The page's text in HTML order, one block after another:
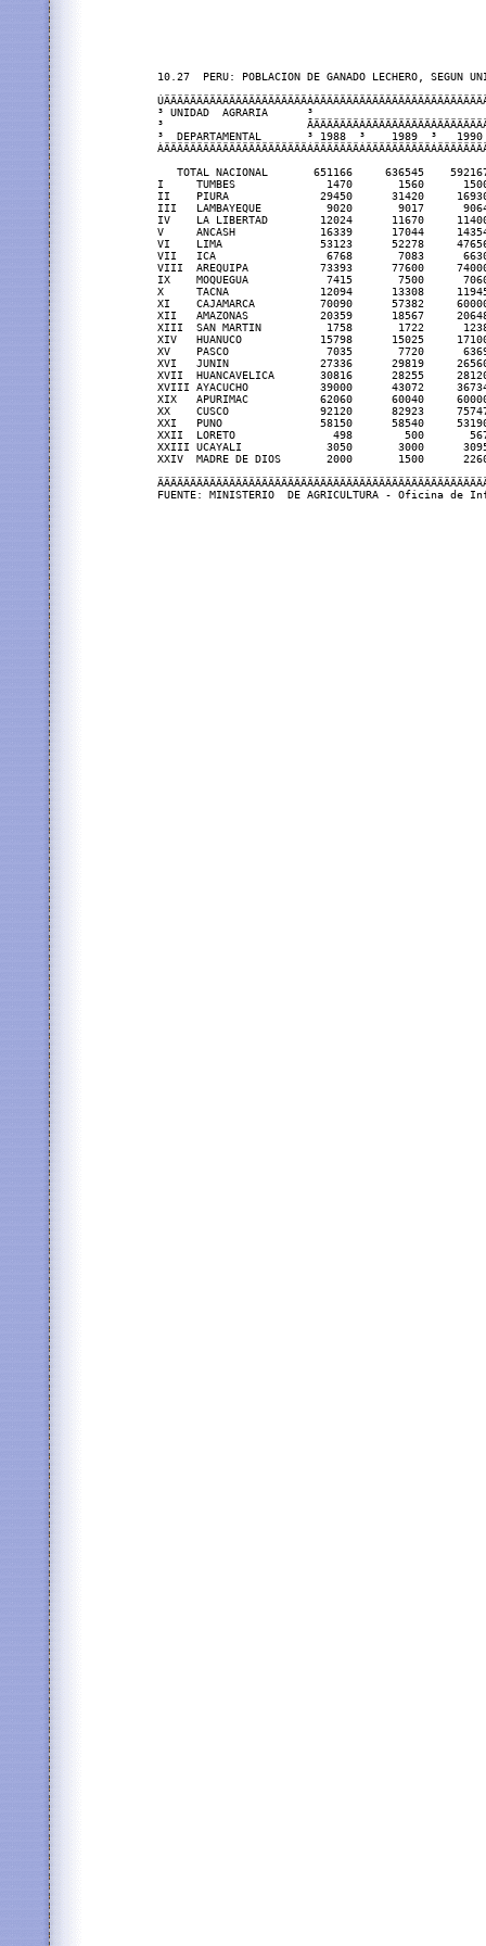
10.27  PERU: POBLACION DE GANADO LECHERO,
³ UNIDAD  AGRARIA      ³
³
³  DEPARTAMENTAL       ³ 1988  ³    1989  ³
TOTAL NACIONAL       651166     636545
I     TUMBES              1470       1560
II    PIURA              29450      31420
III   LAMBAYEQUE          9020       9017
IV    LA LIBERTAD        12024      11670
V     ANCASH             16339      17044
VI    LIMA               53123      52278
VII   ICA                 6768       7083
VIII  AREQUIPA           73393      77600
IX    MOQUEGUA            7415       7500
X     TACNA              12094      13308
XI    CAJAMARCA          70090      57382
XII   AMAZONAS           20359      18567
XIII  SAN MARTIN          1758       1722
XIV   HUANUCO            15798      15025
XV    PASCO               7035       7720
XVI   JUNIN              27336      29819
XVII  HUANCAVELICA       30816      28255
XVIII AYACUCHO           39000      43072
XIX   APURIMAC           62060      60040
XX    CUSCO              92120      82923
XXI   PUNO               58150      58540
XXII  LORETO               498        500
XXIII UCAYALI             3050       3000
XXIV  MADRE DE DIOS       2000       1500